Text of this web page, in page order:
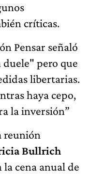
críticas.
Pensar señaló
pero que
libertarias.
haya cepo,
la inversión”
reunión
Bullrich
cena anual de